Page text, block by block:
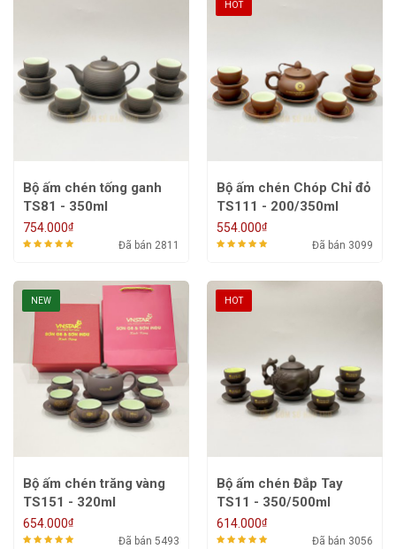
Bộ ấm chén tống ganh
TS81 - 350ml
754.000₫
Đã bán 2811
HOT
Bộ ấm chén Chóp Chỉ đỏ
TS111 - 200/350ml
554.000₫
Đã bán 3099
NEW
Bộ ấm chén trăng vàng
TS151 - 320ml
654.000₫
Đã bán 5493
HOT
Bộ ấm chén Đắp Tay
TS11 - 350/500ml
614.000₫
Đã bán 3056